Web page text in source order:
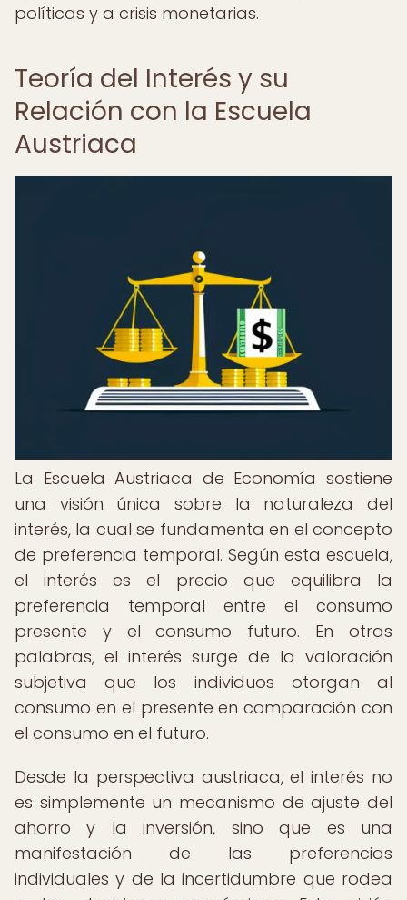
políticas y a crisis monetarias.
Teoría del Interés y su
Relación con la Escuela
Austriaca
La Escuela Austriaca de Economía sostiene
una visión única sobre la naturaleza del
interés, la cual se fundamenta en el concepto
de preferencia temporal. Según esta escuela,
el interés es el precio que equilibra la
preferencia temporal entre el consumo
presente y el consumo futuro. En otras
palabras, el interés surge de la valoración
subjetiva que los individuos otorgan al
consumo en el presente en comparación con
el consumo en el futuro.
Desde la perspectiva austriaca, el interés no
es simplemente un mecanismo de ajuste del
ahorro y la inversión, sino que es una
manifestación de las preferencias
individuales y de la incertidumbre que rodea